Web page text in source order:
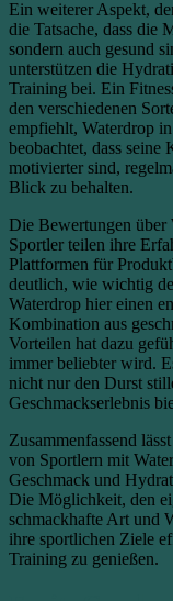
Ein weiterer Aspekt,
die Tatsache, dass die
sondern auch gesund
unterstützen die
Training bei. Ein
den verschiedenen
empfiehlt, Waterdrop
beobachtet, dass seine
motivierter sind,
Blick zu behalten.
Die Bewertungen
Sportler teilen ihre
Plattformen für
deutlich, wie wichtig
Waterdrop hier einen
Kombination aus
Vorteilen hat dazu
immer beliebter wird.
nicht nur den Durst
Geschmackserlebnis
Zusammenfassend
von Sportlern mit
Geschmack und
Die Möglichkeit, den
schmackhafte Art und
ihre sportlichen Ziele
Training zu genießen.